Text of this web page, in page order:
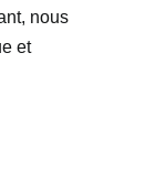
nous
et